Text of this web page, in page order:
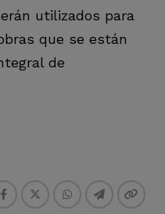
utilizados para
que se están
de